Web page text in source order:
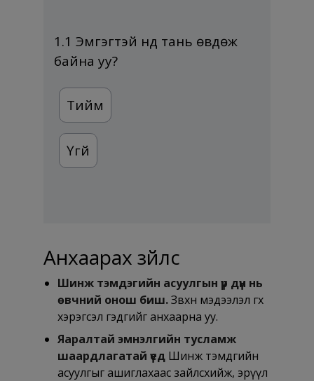
1.1 Эмгэгтэй нүд тань өвдөж
байна уу?
Тийм
Үгүй
Анхаарах зүйлс
Шинж тэмдэгийн асуулгын үр дүн нь
өвчний онош биш.Зөвхөн мэдээлэл өгөх
хэрэгсэл гэдгийг анхаарна уу.
Яаралтай эмнэлгийн тусламж
шаардлагатай үед Шинж тэмдгийн
асуулгыг ашиглахаас зайлсхийж, эрүүл